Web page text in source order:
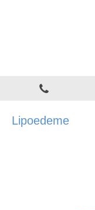
Lipoedeme